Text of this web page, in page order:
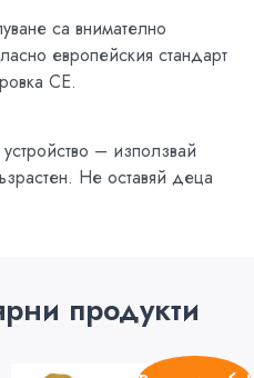
са внимателно
европейския стандарт
CE.
– използвай
Не оставяй деца
продукти